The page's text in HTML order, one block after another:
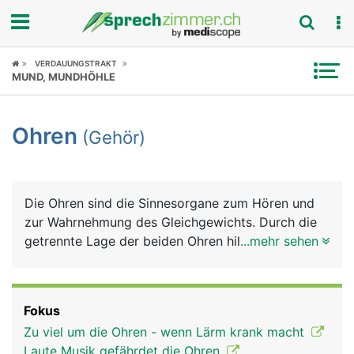
Fokus
Symptome
News
Rubriken
VERDAUUNGSTRAKT
MUND, MUNDHÖHLE
Ohren (Gehör)
Die Ohren sind die Sinnesorgane zum Hören und
zur Wahrnehmung des Gleichgewichts. Durch die
getrennte Lage der beiden Ohren hilft das Gehör
Ohrmuschel, die aus Haut, Knorpel und
Fettgewebe besteht - dient zur Aufnahme und
...mehr sehen
Fokus
Zu viel um die Ohren - wenn Lärm krank macht
Laute Musik gefährdet die Ohren